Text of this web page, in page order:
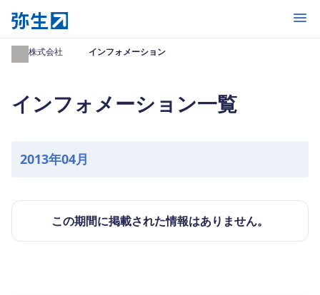
開く
弥生株式会社 インフォメーション
インフォメーション一覧
2013年04月
この期間に掲載された情報はありません。